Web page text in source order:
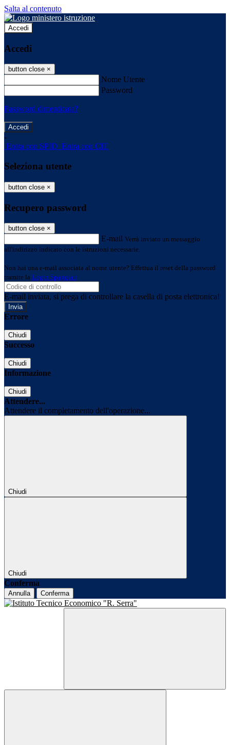
Salta al contenuto
Accedi
Accedi
button close ×
Nome Utente
Password
Password dimenticata?
-
Entra con SPID Entra con CIE
Seleziona utente
button close ×
Recupero password
button close ×
E-mail Verrà inviato un messaggio
all'indirizzo indicato con le istruzioni necessarie.
Non hai una e-mail associata al nome utente? Effettua il reset della password
tramite la Login Spaggiari
E-mail inviata, si prega di controllare la casella di posta elettronica!
Errore
Chiudi
Successo
Chiudi
Informazione
Chiudi
Attendere...
Attendere il completamento dell'operazione...
Chiudi
Chiudi
Conferma
Annulla Conferma